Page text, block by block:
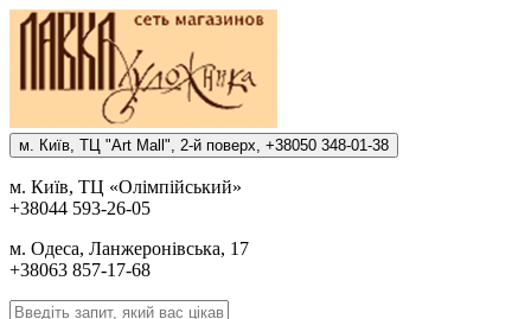
м. Киïв, ТЦ "Art Mall", 2-й поверх, +38050 348-01-38
м. Киïв, ТЦ «Олiмпiйський»
+38044 593-26-05
м. Одеса, Ланжеронiвська, 17
+38063 857-17-68